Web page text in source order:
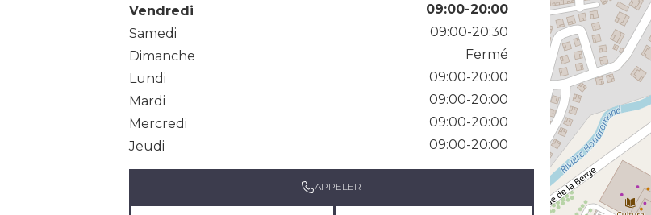
Vendredi
09:00-20:00
Samedi
09:00-20:30
Dimanche
Fermé
Lundi
09:00-20:00
Mardi
09:00-20:00
Mercredi
09:00-20:00
Jeudi
09:00-20:00
APPELER